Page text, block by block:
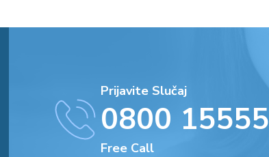
Prijavite Slučaj
0800 15555
Free Call